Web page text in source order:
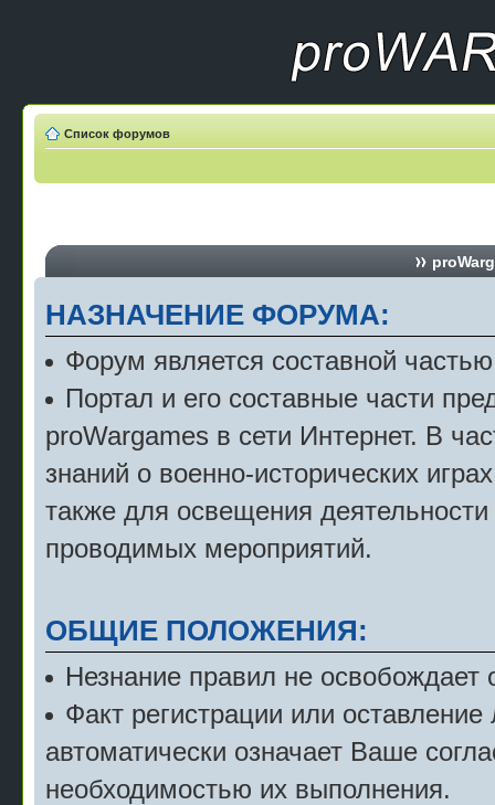
Список форумов
НАЗНАЧЕНИЕ ФОРУМА:
Форум является составной
Портал и его составные части
proWargames в сети Интернет. В
знаний о военно-исторических
также для освещения
проводимых мероприятий.
ОБЩИЕ ПОЛОЖЕНИЯ:
Незнание правил не освобождает
Факт регистрации или
автоматически означает Ваше
необходимостью их выполнения.